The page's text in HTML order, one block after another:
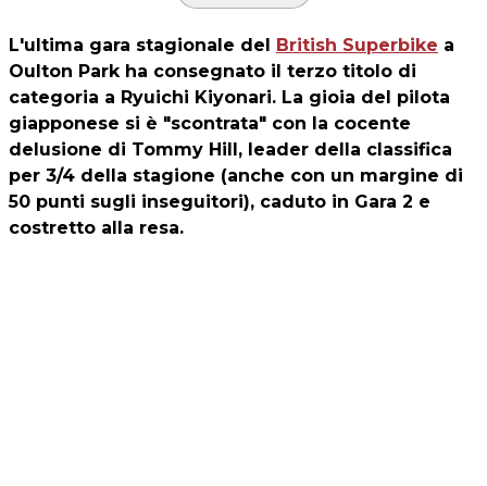
L'ultima gara stagionale del British Superbike a
Oulton Park ha consegnato il terzo titolo di
categoria a Ryuichi Kiyonari. La gioia del pilota
giapponese si è "scontrata" con la cocente
delusione di Tommy Hill , leader della classifica
per 3/4 della stagione (anche con un margine di
50 punti sugli inseguitori), caduto in Gara 2 e
costretto alla resa.